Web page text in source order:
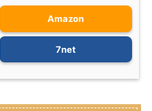
Amazon
7net